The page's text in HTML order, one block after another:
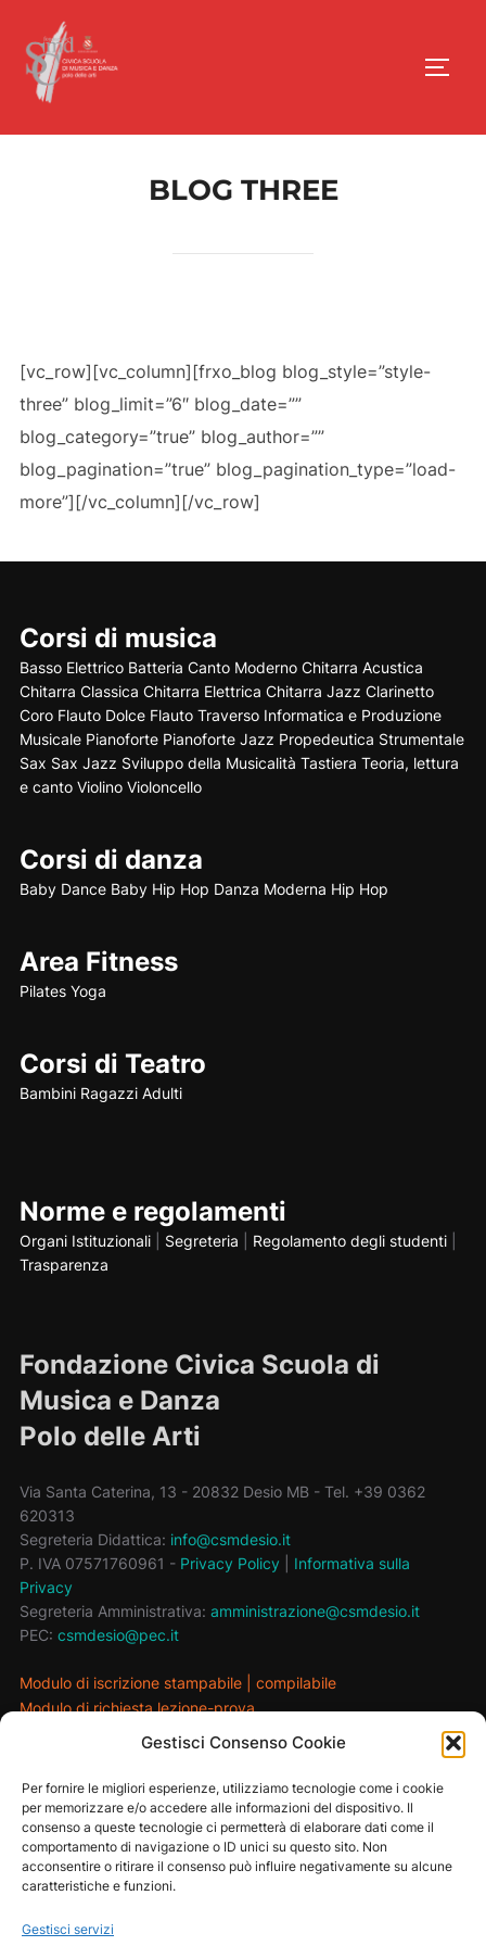
Gestisci Consenso Cookie
Per fornire le migliori esperienze, utilizziamo tecnologie come i cookie
per memorizzare e/o accedere alle informazioni del dispositivo. Il
consenso a queste tecnologie ci permetterà di elaborare dati come il
comportamento di navigazione o ID unici su questo sito. Non
acconsentire o ritirare il consenso può influire negativamente su alcune
caratteristiche e funzioni.
Gestisci servizi
contenuto
BLOG THREE
[vc_row][vc_column][frxo_blog blog_style=”style-
three” blog_limit=”6″ blog_date=””
blog_category=”true” blog_author=””
blog_pagination=”true” blog_pagination_type=”load-
more”][/vc_column][/vc_row]
Corsi di musica
Basso Elettrico Batteria Canto Moderno Chitarra Acustica
Chitarra Classica Chitarra Elettrica Chitarra Jazz Clarinetto
Coro Flauto Dolce Flauto Traverso Informatica e Produzione
Musicale Pianoforte Pianoforte Jazz Propedeutica Strumentale
Sax Sax Jazz Sviluppo della Musicalità Tastiera Teoria, lettura
e canto Violino Violoncello
Corsi di danza
Baby Dance Baby Hip Hop Danza Moderna Hip Hop
Area Fitness
Pilates Yoga
Corsi di Teatro
Bambini Ragazzi Adulti
Norme e regolamenti
Organi Istituzionali| Segreteria Regolamento degli studenti|
Trasparenza
Fondazione Civica Scuola di
Musica e Danza
Polo delle Arti
Via Santa Caterina, 13 - 20832 Desio MB - Tel. +39 0362
620313
Segreteria Didattica: info@csmdesio.it
P. IVA 07571760961 - Privacy Policy
Informativa sulla
Privacy
Segreteria Amministrativa: amministrazione@csmdesio.it
PEC: csmdesio@pec.it
Modulo di iscrizione stampabile
compilabile
Modulo di richiesta lezione-prova
MAIN SPONSOR